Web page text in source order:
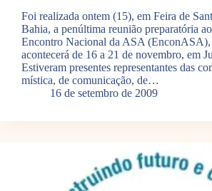
Foi realizada ontem (15), em Feira de
Bahia, a penúltima reunião preparatória
Encontro Nacional da ASA (EnconASA),
acontecerá de 16 a 21 de novembro, em
Estiveram presentes representantes das
mística, de comunicação, de…
16 de setembro de 2009